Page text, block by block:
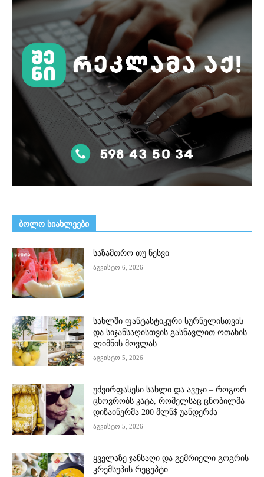
ᲑᲝᲚᲝ ᲡᲘᲐᲮᲚᲔᲔᲑᲘ
საზამთრო თუ ნესვი
აგვისტო 6, 2026
სახლში ფანტასტიკური სურნელისთვის
და სიჯანსაღისთვის გასწავლით ოთახის
ლიმნის მოვლას
აგვისტო 5, 2026
უძვირფასესი სახლი და ავეჯი – როგორ
ცხოვრობს კატა, რომელსაც ცნობილმა
დიზაინერმა 200 მლნ$ უანდერძა
აგვისტო 5, 2026
ყველაზე ჯანსაღი და გემრიელი გოგრის
კრემსუპის რეცეპტი